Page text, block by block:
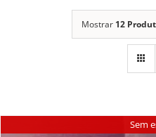
Mostrar 12
Sem